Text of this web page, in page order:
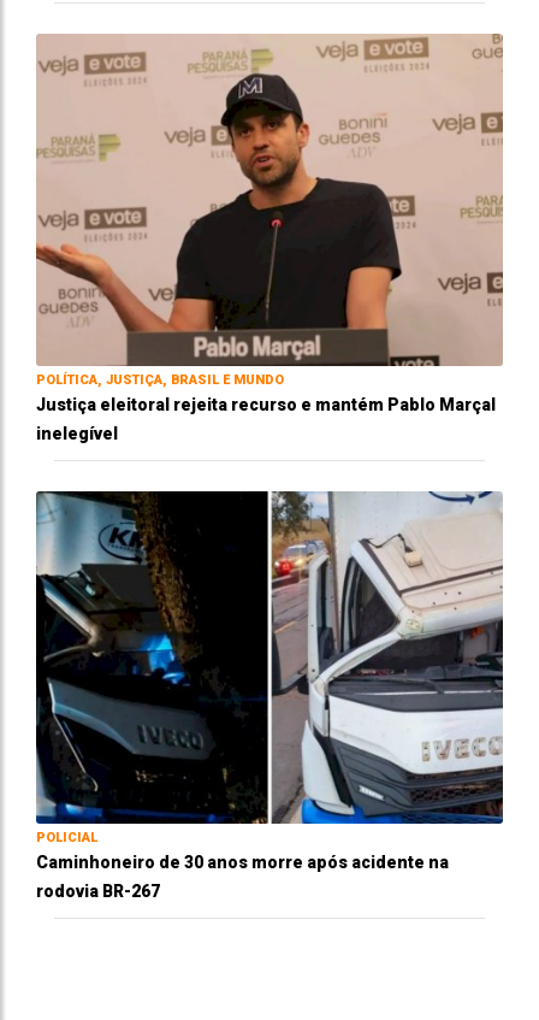
POLÍTICA, JUSTIÇA, BRASIL E MUNDO
Justiça eleitoral rejeita recurso e mantém Pablo Marçal
inelegível
POLICIAL
Caminhoneiro de 30 anos morre após acidente na
rodovia BR-267